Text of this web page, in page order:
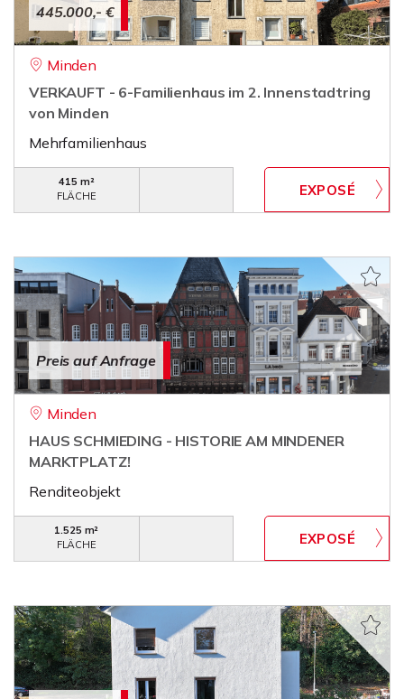
445.000,- €
Minden
VERKAUFT - 6-Familienhaus im 2. Innenstadtring
von Minden
Mehrfamilienhaus
415 m²
FLÄCHE
Preis auf Anfrage
Minden
HAUS SCHMIEDING - HISTORIE AM MINDENER
MARKTPLATZ!
Renditeobjekt
1.525 m²
FLÄCHE